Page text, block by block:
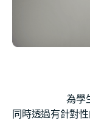
為學
同時透過有針對